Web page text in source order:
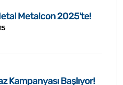
Metalcon 2025'te!
Kampanyası Başlıyor!